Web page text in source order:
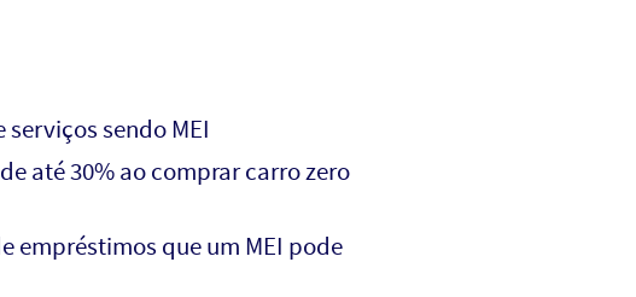
sendo MEI
até 30% ao comprar carro zero
empréstimos que um MEI pode